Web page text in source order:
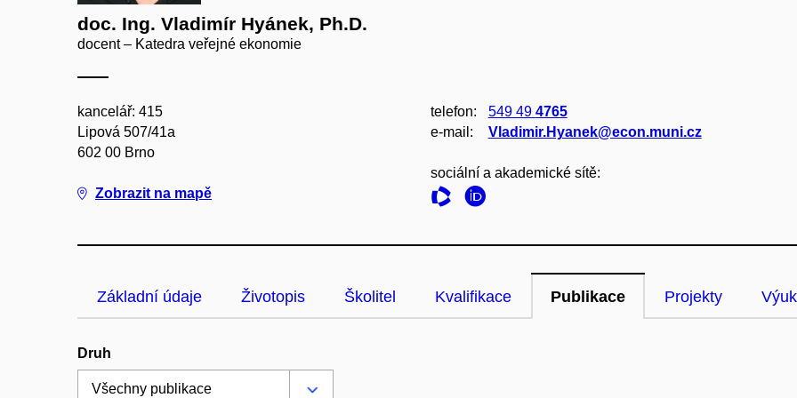
doc. Ing. Vladimír Hyánek, Ph.D.
docent – Katedra veřejné ekonomie
kancelář: 415
Lipová 507/41a
602 00 Brno
Zobrazit na mapě
telefon: 549 49 4765
e‑mail:
Vladimir.Hyanek@econ.muni.cz
sociální a akademické sítě:
Základní údaje Životopis Školitel Kvalifikace Publikace Projekty
Druh